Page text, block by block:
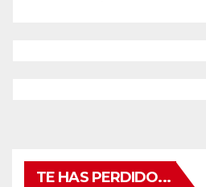
TE HAS PERDIDO...